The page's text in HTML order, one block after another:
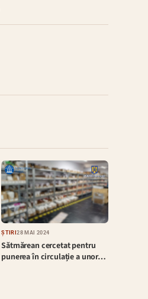
ȘTIRI28 MAI 2024
Sătmărean cercetat pentru
punerea în circulație a unor…